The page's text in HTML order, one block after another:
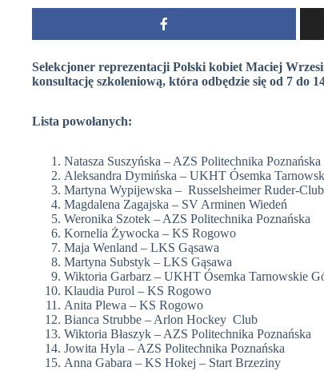
Selekcjoner reprezentacji Polski kobiet Maciej
konsultację szkoleniową, która odbędzie się od 7 do
Lista powołanych:
Natasza Suszyńska – AZS Politechnika Poznańska
Aleksandra Dymińska – UKHT Ósemka
Martyna Wypijewska – Russelsheimer Ruder-
Magdalena Zagajska – SV Arminen Wiedeń
Weronika Szotek – AZS Politechnika Poznańska
Kornelia Żywocka – KS Rogowo
Maja Wenland – LKS Gąsawa
Martyna Substyk – LKS Gąsawa
Wiktoria Garbarz – UKHT Ósemka Tarnowskie
Klaudia Purol – KS Rogowo
Anita Plewa – KS Rogowo
Bianca Strubbe – Arlon Hockey Club
Wiktoria Błaszyk – AZS Politechnika Poznańska
Jowita Hyla – AZS Politechnika Poznańska
Anna Gabara – KS Hokej – Start Brzeziny